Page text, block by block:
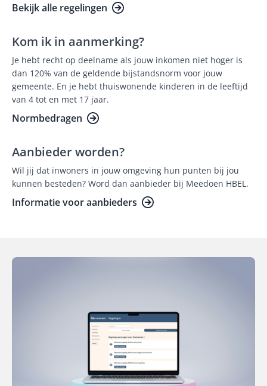
Bekijk alle regelingen
Kom ik in aanmerking?
Je hebt recht op deelname als jouw inkomen niet hoger is
dan 120% van de geldende bijstandsnorm voor jouw
gemeente. En je hebt thuiswonende kinderen in de leeftijd
van 4 tot en met 17 jaar.
Normbedragen
Aanbieder worden?
Wil jij dat inwoners in jouw omgeving hun punten bij jou
kunnen besteden? Word dan aanbieder bij Meedoen HBEL.
Informatie voor aanbieders